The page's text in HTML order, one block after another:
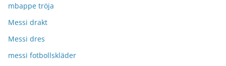
mbappe tröja
Messi drakt
Messi dres
messi fotbollskläder